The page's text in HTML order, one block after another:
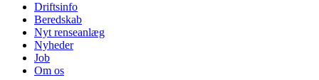
Driftsinfo
Beredskab
Nyt renseanlæg
Nyheder
Job
Om os